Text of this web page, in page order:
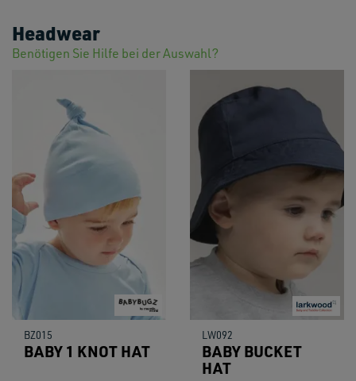
Headwear
Benötigen Sie Hilfe bei der Auswahl?
BZ015
BABY 1 KNOT HAT
LW092
BABY BUCKET
HAT